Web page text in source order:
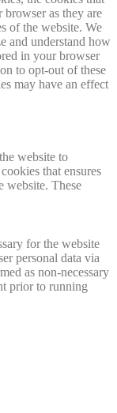
browser as they are
of the website. We
and understand how
in your browser
to opt-out of these
may have an effect
website to
that ensures
website. These
for the website
personal data via
as non-necessary
prior to running